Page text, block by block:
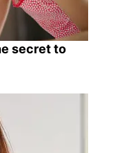
secret to